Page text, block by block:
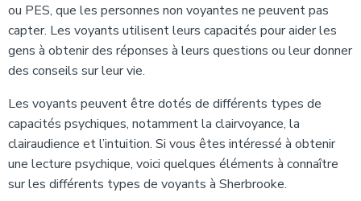
ou PES, que les personnes non voyantes ne peuvent pas
capter. Les voyants utilisent leurs capacités pour aider les
gens à obtenir des réponses à leurs questions ou leur donner
des conseils sur leur vie.
Les voyants peuvent être dotés de différents types de
capacités psychiques, notamment la clairvoyance, la
clairaudience et l’intuition. Si vous êtes intéressé à obtenir
une lecture psychique, voici quelques éléments à connaître
sur les différents types de voyants à Sherbrooke.